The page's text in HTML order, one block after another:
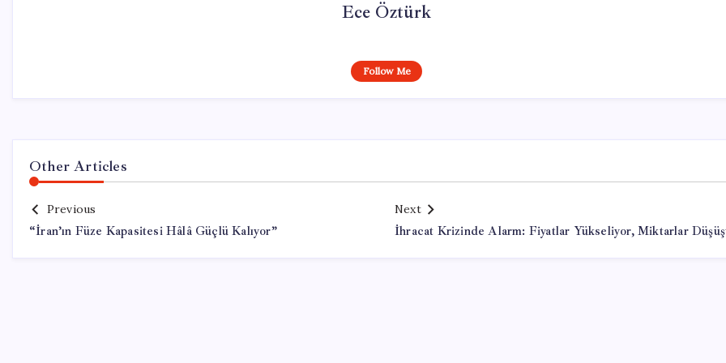
Ece Öztürk
Follow Me
Other Articles
Previous
“İran’ın Füze Kapasitesi Hâlâ Güçlü Kalıyor”
Next
İhracat Krizinde Alarm: Fiyatlar Yükseliyor, Miktarlar